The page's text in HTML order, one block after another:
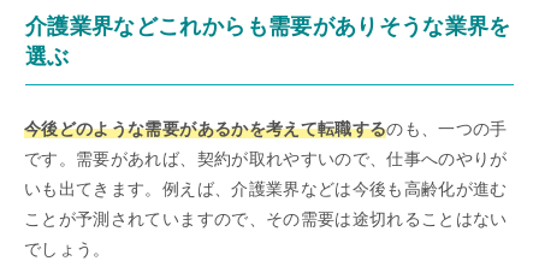
介護業界などこれからも需要がありそうな業界を
選ぶ
今後どのような需要があるかを考えて転職するのも、一つの手
です。需要があれば、契約が取れやすいので、仕事へのやりが
いも出てきます。例えば、介護業界などは今後も高齢化が進む
ことが予測されていますので、その需要は途切れることはない
でしょう。